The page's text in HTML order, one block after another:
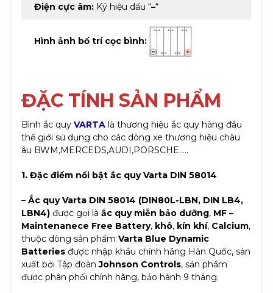
Điện cực âm: Ký hiệu dấu “–“
Hình ảnh bố trí cọc bình:
ĐẶC TÍNH SẢN PHẨM
Bình ắc quy VARTA là thương hiệu ắc quy hàng đầu
thế giới sử dụng cho các dòng xe thương hiệu châu
âu BWM,MERCEDS,AUDI,PORSCHE…..
1. Đặc điểm nổi bật ắc quy Varta DIN 58014
– Ắc quy Varta DIN 58014 (DIN80L-LBN, DIN LB4,
LBN4) được gọi là ắc quy miễn bảo dưỡng, MF –
Maintenanece Free Battery, khô, kín khí, Calcium,
thuộc dòng sản phẩm Varta Blue Dynamic
Batteries được nhập khẩu chính hãng Hàn Quốc, sản
xuất bởi Tập đoànJohnson Controls, sản phẩm
được phân phối chính hãng, bảo hành 9 tháng.